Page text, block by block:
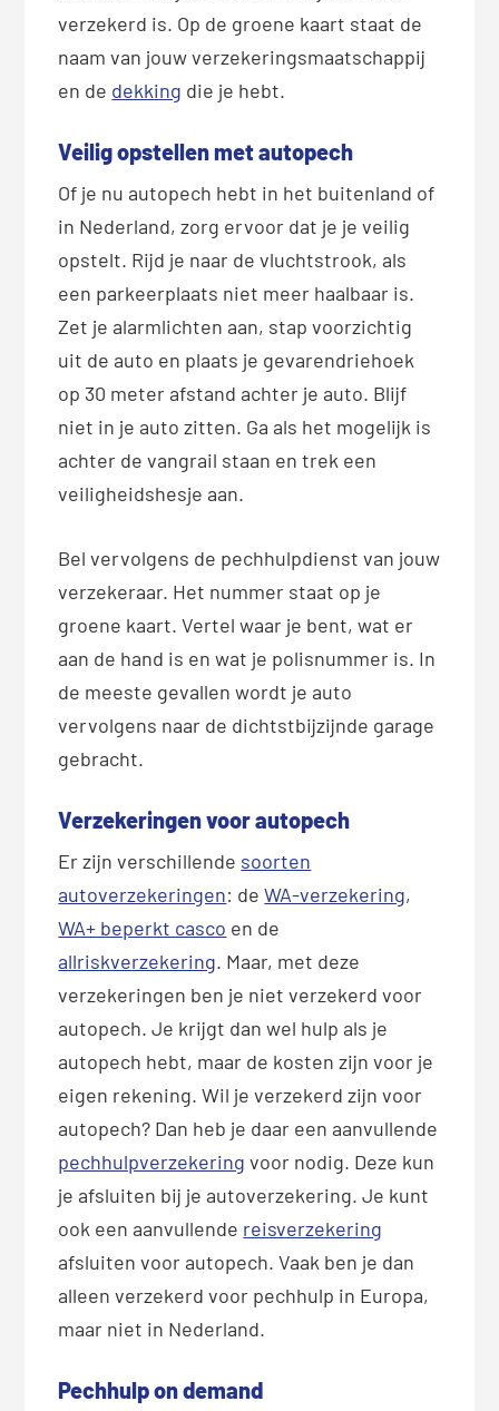
verzekerd is. Op de groene kaart staat de
naam van jouw verzekeringsmaatschappij
en de dekking die je hebt.
Veilig opstellen met autopech
Of je nu autopech hebt in het buitenland of
in Nederland, zorg ervoor dat je je veilig
opstelt. Rijd je naar de vluchtstrook, als
een parkeerplaats niet meer haalbaar is.
Zet je alarmlichten aan, stap voorzichtig
uit de auto en plaats je gevarendriehoek
op 30 meter afstand achter je auto. Blijf
niet in je auto zitten. Ga als het mogelijk is
achter de vangrail staan en trek een
veiligheidshesje aan.
Bel vervolgens de pechhulpdienst van jouw
verzekeraar. Het nummer staat op je
groene kaart. Vertel waar je bent, wat er
aan de hand is en wat je polisnummer is. In
de meeste gevallen wordt je auto
vervolgens naar de dichtstbijzijnde garage
gebracht.
Verzekeringen voor autopech
Er zijn verschillende soorten
autoverzekeringen: deWA-verzekering,
WA+ beperkt casco en de
allriskverzekering. Maar, met deze
verzekeringen ben je niet verzekerd voor
autopech. Je krijgt dan wel hulp als je
autopech hebt, maar de kosten zijn voor je
eigen rekening. Wil je verzekerd zijn voor
autopech? Dan heb je daar een aanvullende
pechhulpverzekering voor nodig. Deze kun
je afsluiten bij je autoverzekering. Je kunt
ook een aanvullende reisverzekering
afsluiten voor autopech. Vaak ben je dan
alleen verzekerd voor pechhulp in Europa,
maar niet in Nederland.
Pechhulp on demand